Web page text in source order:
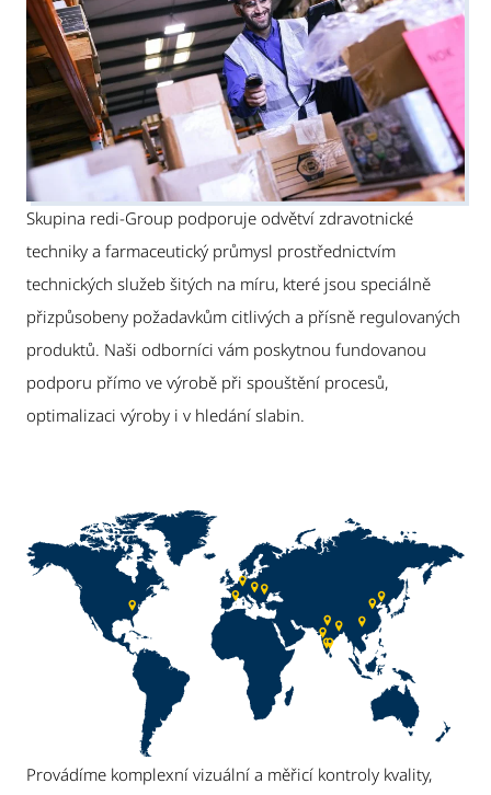
Skupina redi-Group podporuje odvětví zdravotnické
techniky a farmaceutický průmysl prostřednictvím
technických služeb šitých na míru, které jsou speciálně
přizpůsobeny požadavkům citlivých a přísně regulovaných
produktů. Naši odborníci vám poskytnou fundovanou
podporu přímo ve výrobě při spouštění procesů,
optimalizaci výroby i v hledání slabin.
Provádíme komplexní vizuální a měřicí kontroly kvality,